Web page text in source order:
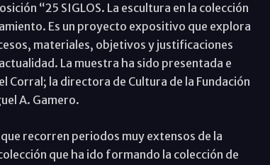
“25 SIGLOS. La escultura en la colección
Es un proyecto expositivo que explora
materiales, objetivos y justificaciones
La muestra ha sido presentada e
Corral; la directora de Cultura de la Fundación
A. Gamero.
recorren periodos muy extensos de la
que ha ido formando la colección de